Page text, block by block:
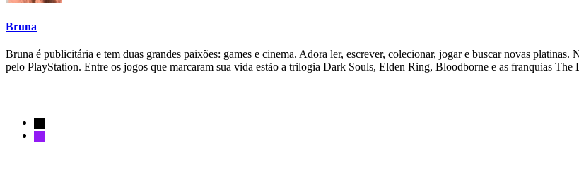
Bruna
Bruna é publicitária e tem duas grandes paixões: games e cinema. Adora ler, escrever, colecionar, jogar e buscar novas
pelo PlayStation. Entre os jogos que marcaram sua vida estão a trilogia Dark Souls, Elden Ring, Bloodborne e as franquias